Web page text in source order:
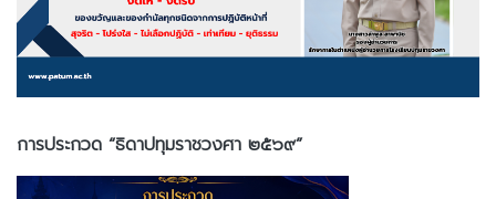
การประกวด “ธิดาปทุมราชวงศา ๒๕๖๙”